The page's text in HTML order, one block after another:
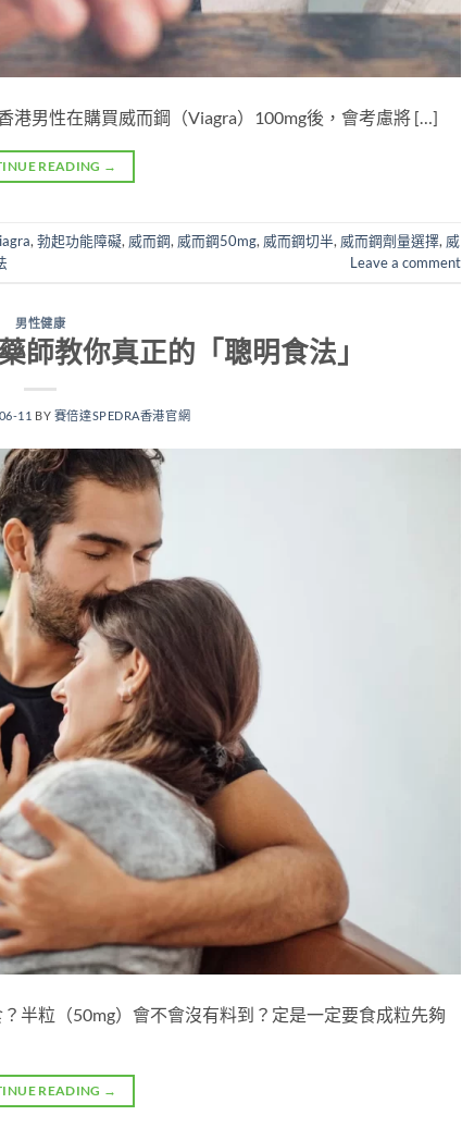
港男性在購買威而鋼（Viagra）100mg後，會考慮將 […]
READING →
, 勃起功能障礙, 威而鋼, 威而鋼50mg, 威而鋼切半, 威而鋼劑量選擇, 威
Leave a comment
男性健康
師教你真正的「聰明食法」
11 BY 賽倍達SPEDRA香港官網
半粒（50mg）會不會沒有料到？定是一定要食成粒先夠
READING →